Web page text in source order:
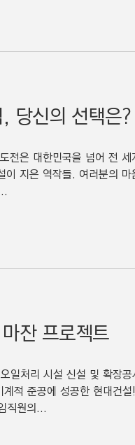
당신의 선택은?
전은 대한민국을 넘어 전 세
지은 역작들. 여러분의 마
잔 프로젝트
일처리 시설 신설 및 확장공
적 준공에 성공한 현대건
직원의...